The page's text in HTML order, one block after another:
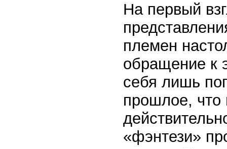
На первый
племен
обращение к
себя лишь
прошлое, что
«фэнтези»